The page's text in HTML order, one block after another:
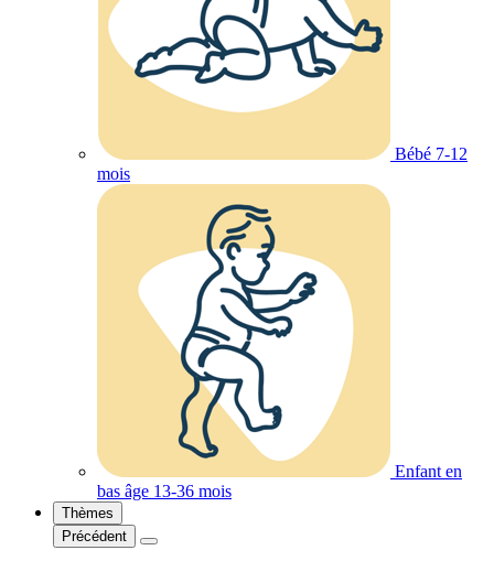
Bébé 7-12
mois
Enfant en
bas âge 13-36 mois
Thèmes
Précédent